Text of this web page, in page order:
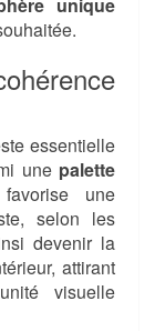
unique
essentielle
une palette
une
selon les
devenir la
attirant
visuelle